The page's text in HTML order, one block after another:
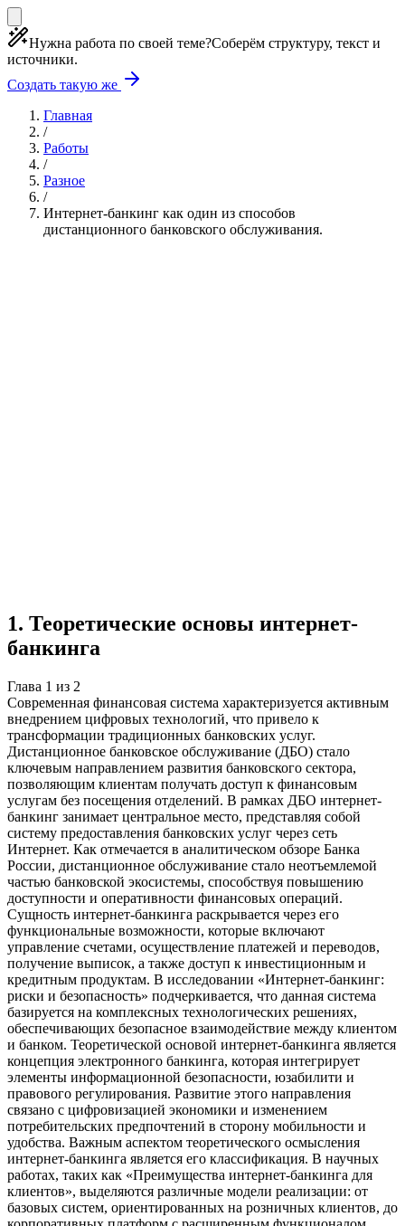
Нужна работа по своей теме?Соберём структуру, текст и
источники.
Создать такую же
Главная
/
Работы
/
Разное
/
Интернет-банкинг как один из способов
дистанционного банковского обслуживания.
1. Теоретические основы интернет-
банкинга
Глава 1 из 2
Современная финансовая система характеризуется активным
внедрением цифровых технологий, что привело к
трансформации традиционных банковских услуг.
Дистанционное банковское обслуживание (ДБО) стало
ключевым направлением развития банковского сектора,
позволяющим клиентам получать доступ к финансовым
услугам без посещения отделений. В рамках ДБО интернет-
банкинг занимает центральное место, представляя собой
систему предоставления банковских услуг через сеть
Интернет. Как отмечается в аналитическом обзоре Банка
России, дистанционное обслуживание стало неотъемлемой
частью банковской экосистемы, способствуя повышению
доступности и оперативности финансовых операций.
Сущность интернет-банкинга раскрывается через его
функциональные возможности, которые включают
управление счетами, осуществление платежей и переводов,
получение выписок, а также доступ к инвестиционным и
кредитным продуктам. В исследовании «Интернет-банкинг:
риски и безопасность» подчеркивается, что данная система
базируется на комплексных технологических решениях,
обеспечивающих безопасное взаимодействие между клиентом
и банком. Теоретической основой интернет-банкинга является
концепция электронного банкинга, которая интегрирует
элементы информационной безопасности, юзабилити и
правового регулирования. Развитие этого направления
связано с цифровизацией экономики и изменением
потребительских предпочтений в сторону мобильности и
удобства. Важным аспектом теоретического осмысления
интернет-банкинга является его классификация. В научных
работах, таких как «Преимущества интернет-банкинга для
клиентов», выделяются различные модели реализации: от
базовых систем, ориентированных на розничных клиентов, до